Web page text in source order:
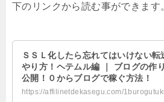
下のリンクから読む事ができます
ＳＳＬ化したら忘れてはいけない転
やり方！ヘテムル編 ｜ ブログの作
公開！０からブログで稼ぐ方法！
https://affilinetdekasegu.com/